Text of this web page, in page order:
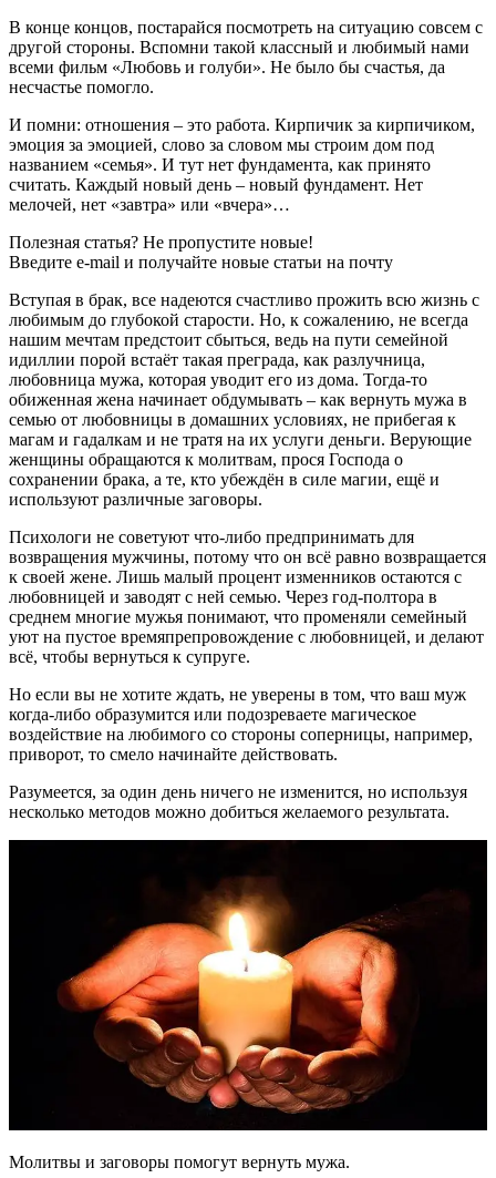
В конце концов, постарайся посмотреть на ситуацию совсем с
другой стороны. Вспомни такой классный и любимый нами
всеми фильм «Любовь и голуби». Не было бы счастья, да
несчастье помогло.
И помни: отношения – это работа. Кирпичик за кирпичиком,
эмоция за эмоцией, слово за словом мы строим дом под
названием «семья». И тут нет фундамента, как принято
считать. Каждый новый день – новый фундамент. Нет
мелочей, нет «завтра» или «вчера»…
Полезная статья? Не пропустите новые!
Введите e-mail и получайте новые статьи на почту
Вступая в брак, все надеются счастливо прожить всю жизнь с
любимым до глубокой старости. Но, к сожалению, не всегда
нашим мечтам предстоит сбыться, ведь на пути семейной
идиллии порой встаёт такая преграда, как разлучница,
любовница мужа, которая уводит его из дома. Тогда-то
обиженная жена начинает обдумывать – как вернуть мужа в
семью от любовницы в домашних условиях, не прибегая к
магам и гадалкам и не тратя на их услуги деньги. Верующие
женщины обращаются к молитвам, прося Господа о
сохранении брака, а те, кто убеждён в силе магии, ещё и
используют различные заговоры.
Психологи не советуют что-либо предпринимать для
возвращения мужчины, потому что он всё равно возвращается
к своей жене. Лишь малый процент изменников остаются с
любовницей и заводят с ней семью. Через год-полтора в
среднем многие мужья понимают, что променяли семейный
уют на пустое времяпрепровождение с любовницей, и делают
всё, чтобы вернуться к супруге.
Но если вы не хотите ждать, не уверены в том, что ваш муж
когда-либо образумится или подозреваете магическое
воздействие на любимого со стороны соперницы, например,
приворот, то смело начинайте действовать.
Разумеется, за один день ничего не изменится, но используя
несколько методов можно добиться желаемого результата.
Молитвы и заговоры помогут вернуть мужа.